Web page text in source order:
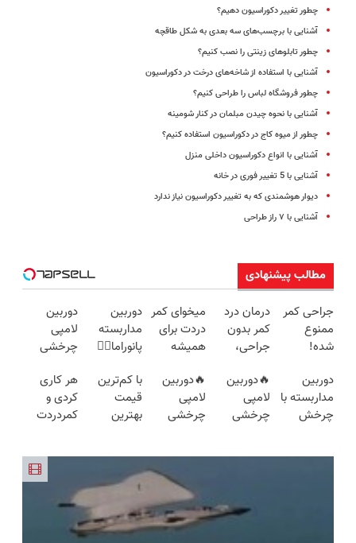
چطور تغییر دکوراسیون دهیم؟
آشنایی با برچسب‌های سه بعدی به شکل طاقچه
چطور تابلوهای زینتی را نصب کنیم؟
آشنایی با استفاده از شاخه‌های درخت در دکوراسیون
چطور فروشگاه لباس را طراحی کنیم؟
آشنایی با نحوه چیدن مبلمان در کنار شومینه
چطور از میوه کاج در دکوراسیون استفاده کنیم؟
آشنایی با انواع دکوراسیون داخلی منزل
آشنایی با 5 تغییر فوری در خانه
دیوار هوشمندی که به تغییر دکوراسیون نیاز ندارد
آشنایی با ۷ راز طراحی
مطالب پیشنهادی
جراحی کمر
ممنوع
شده!
کمرت رو در
منزل درمان
کنی؟
درمان درد
کمر بدون
جراحی،
پرسش‌نامه
رو پر کن ▶
میخوای کمر
دردت برای
همیشه
◀
پرسش‌نامه
رو پر کن!
دوربین
مداربسته
پانوراما👈🏻
چرخش
360°و
سازگار با
دوربین
لامپی
چرخشی
فقط امروز
حراج شد🔥
پرداخت
دوربین
مداربسته با
چرخش
🔥دوربین
لامپی
چرخشی
🔥دوربین
لامپی
چرخشی
حرکتی
با کم‌ترین
قیمت
بهترین
هر کاری
کردی و
کمردردت
پرسشنامه و
دریافت راه
حل